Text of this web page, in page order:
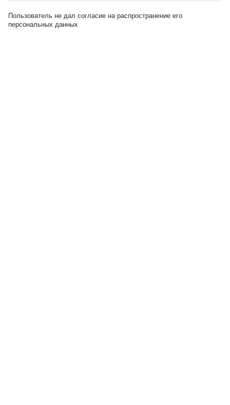
Пользователь не дал согласие на распространение его
персональных данных